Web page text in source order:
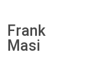
Frank
Masi